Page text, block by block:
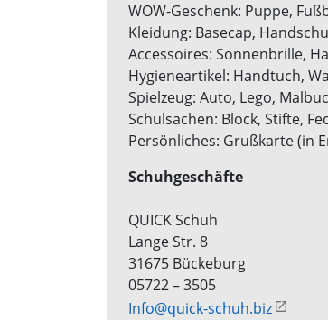
WOW-Geschenk: Puppe,
Kleidung: Basecap,
Accessoires: Sonnenbrille,
Hygieneartikel: Handtuch,
Spielzeug: Auto, Lego,
Schulsachen: Block, Stifte,
Persönliches: Grußkarte (in
Schuhgeschäfte
QUICK Schuh
Lange Str. 8
31675 Bückeburg
05722 – 3505
Info@quick-schuh.biz